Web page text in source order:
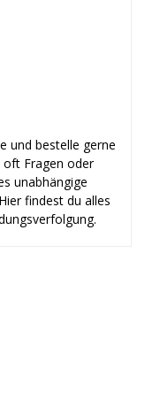
und bestelle gerne
Fragen oder
unabhängige
findest du alles